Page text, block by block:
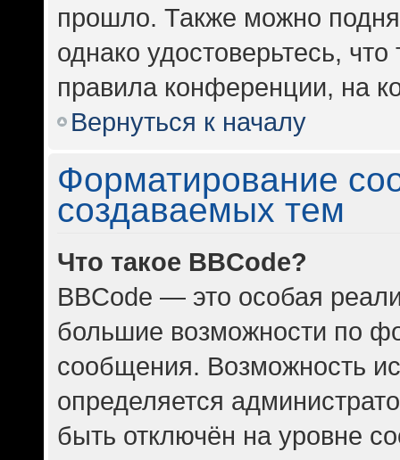
прошло. Также можно
однако удостоверьтесь,
правила конференции, на
Вернуться к началу
Форматирование
создаваемых тем
Что такое BBCode?
BBCode — это особая
большие возможности по
сообщения. Возможность
определяется
быть отключён на уровне